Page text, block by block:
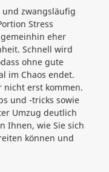
zwangsläufig
Stress
eher
Schnell wird
ohne gute
im Chaos endet.
nicht erst kommen.
und -tricks sowie
Umzug deutlich
Ihnen, wie Sie sich
können und